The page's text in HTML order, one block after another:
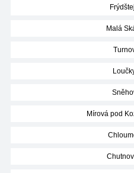
Malá
Mírová pod